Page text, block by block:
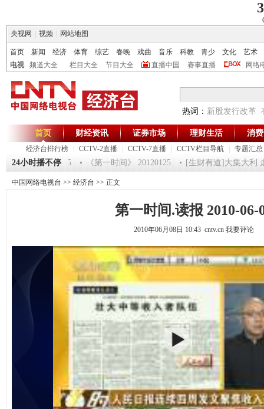
央视网
视频 网站地图
首页 新闻 经济 体育 综艺 春晚 戏曲 音乐 科教 青少 文化
艺术
电视
频道大全 栏目大全 节目大全 直播中国 赛事直播 网络
热词： 新股发行改革
首页
经济台排行榜 CCTV-2直播 CCTV-7直播 CCTV栏目导航 专题汇总
财经资讯 证券市场 理财生活 消
24小时播不停
超级魔术师 5 《第一时间》 20120125 [生财有道]大集大利 走
中国网络电视台 >> 经济台 >> 正文
第一时间.读报 2010-06-
2010年06月08日 10:43 cntv.cn 我要评论